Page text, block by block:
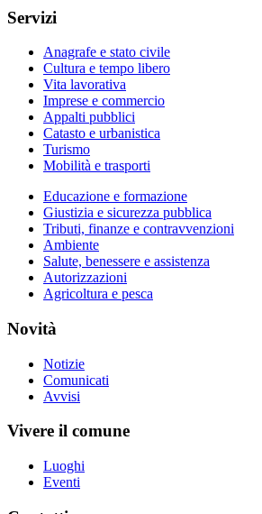
Servizi
Anagrafe e stato civile
Cultura e tempo libero
Vita lavorativa
Imprese e commercio
Appalti pubblici
Catasto e urbanistica
Turismo
Mobilità e trasporti
Educazione e formazione
Giustizia e sicurezza pubblica
Tributi, finanze e contravvenzioni
Ambiente
Salute, benessere e assistenza
Autorizzazioni
Agricoltura e pesca
Novità
Notizie
Comunicati
Avvisi
Vivere il comune
Luoghi
Eventi